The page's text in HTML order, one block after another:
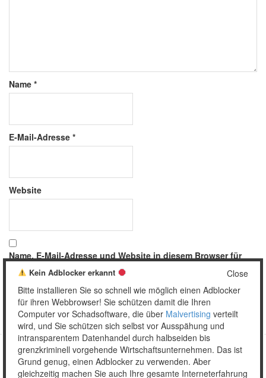
Name *
E-Mail-Adresse *
Website
Name, E-Mail-Adresse und Website in diesem Browser für
meinen nächsten Kommentar speichern.
Copyright © 2026 Unser täglich Spam.
Close
Kein Adblocker erkannt
Bitte installieren Sie so schnell wie möglich einen Adblocker
für ihren Webbrowser! Sie schützen damit die Ihren
Computer vor Schadsoftware, die über Malvertising verteilt
wird, und Sie schützen sich selbst vor Ausspähung und
intransparentem Datenhandel durch halbseiden bis
grenzkriminell vorgehende Wirtschaftsunternehmen. Das ist
Grund genug, einen Adblocker zu verwenden. Aber
gleichzeitig machen Sie auch Ihre gesamte Interneterfahrung